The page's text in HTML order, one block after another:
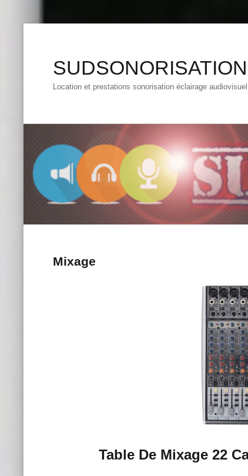
SUDSONORISATION
Location et prestations sonorisation éclairage audiovisuel
Mixage
Table De Mixage 22